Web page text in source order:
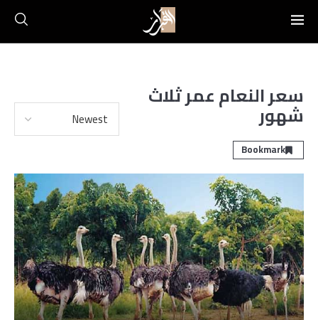
سعر النعام عمر ثلاث
شهور
Bookmark